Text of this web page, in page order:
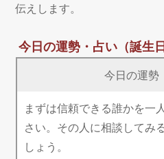
伝えします。
今日の運勢・占い（誕生
今日の運勢
まずは信頼できる誰かを一
さい。その人に相談してみ
しょう。